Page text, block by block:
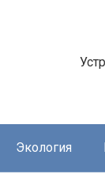
Экология